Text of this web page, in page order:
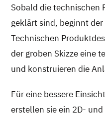
Sobald die technischen
geklärt sind, beginnt der
Technischen
der groben Skizze eine
und konstruieren die
Für eine bessere
erstellen sie ein 2D-